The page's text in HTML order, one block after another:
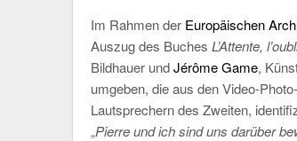
Im Rahmen der Europäischen
Auszug des Buches L’Attente,
Bildhauer undJérôme Game,
umgeben, die aus den Video-
Lautsprechern des Zweiten,
„Pierre und ich sind uns darüber